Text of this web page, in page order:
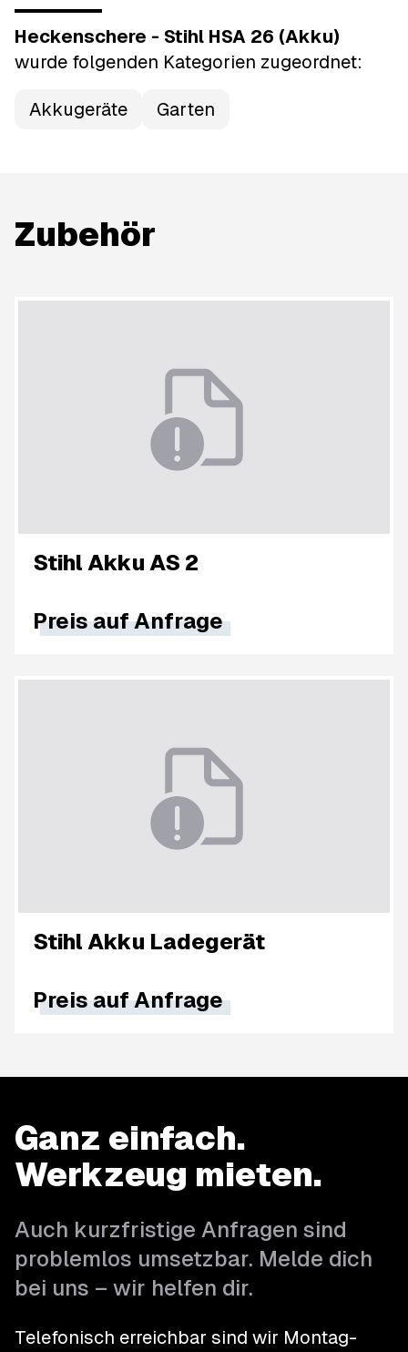
Heckenschere - Stihl HSA 26 (Akku)
wurde folgenden Kategorien zugeordnet:
Akkugeräte Garten
Zubehör
Stihl Akku AS 2
Preis auf Anfrage
Stihl Akku Ladegerät
Preis auf Anfrage
Ganz einfach.
Werkzeug mieten.
Auch kurzfristige Anfragen sind
problemlos umsetzbar. Melde dich
bei uns – wir helfen dir.
Telefonisch erreichbar sind wir Montag-